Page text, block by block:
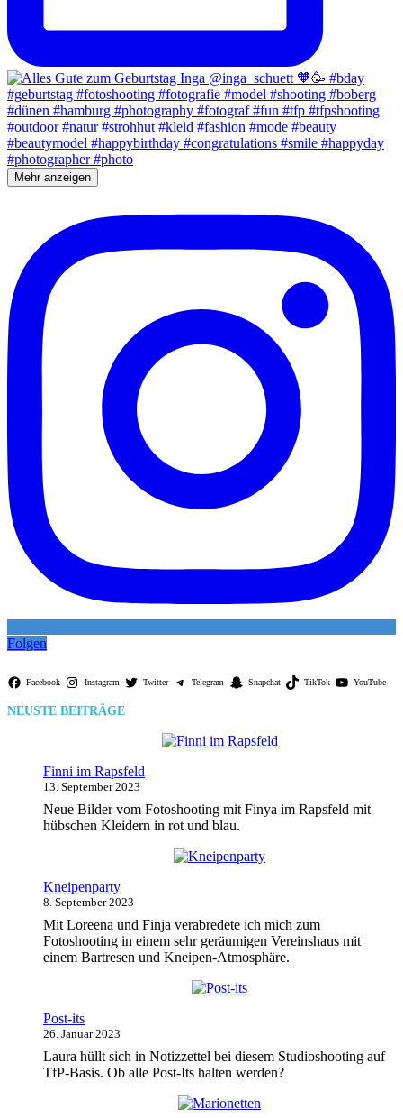
Mehr anzeigen
Folgen
Facebook Instagram Twitter Telegram Snapchat TikTok YouTube
NEUSTE BEITRÄGE
Finni im Rapsfeld
13. September 2023
Neue Bilder vom Fotoshooting mit Finya im Rapsfeld mit
hübschen Kleidern in rot und blau.
Kneipenparty
8. September 2023
Mit Loreena und Finja verabredete ich mich zum
Fotoshooting in einem sehr geräumigen Vereinshaus mit
einem Bartresen und Kneipen-Atmosphäre.
Post-its
26. Januar 2023
Laura hüllt sich in Notizzettel bei diesem Studioshooting auf
TfP-Basis. Ob alle Post-Its halten werden?